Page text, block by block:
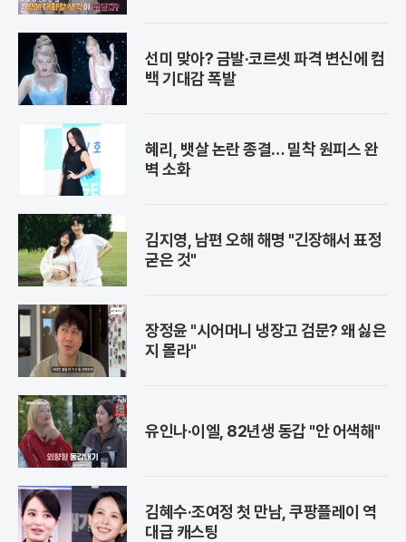
선미 맞아? 금발·코르셋 파격 변신에 컴
백 기대감 폭발
혜리, 뱃살 논란 종결… 밀착 원피스 완
벽 소화
김지영, 남편 오해 해명 "긴장해서 표정
굳은 것"
장정윤 "시어머니 냉장고 검문? 왜 싫은
지 몰라"
유인나·이엘, 82년생 동갑 "안 어색해"
김혜수·조여정 첫 만남, 쿠팡플레이 역
대급 캐스팅